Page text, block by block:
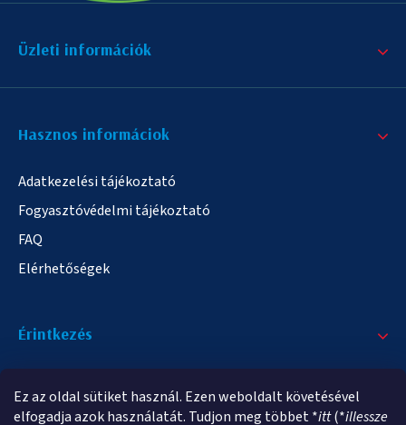
Ez az oldal sütiket használ. Ezen weboldalt követésével
elfogadja azok használatát. Tudjon meg többet *itt(*illessze
Üzleti információk
Hasznos informáciok
Adatkezelési tájékoztató
Fogyasztóvédelmi tájékoztató
FAQ
Elérhetőségek
Érintkezés
info@elampa.hu